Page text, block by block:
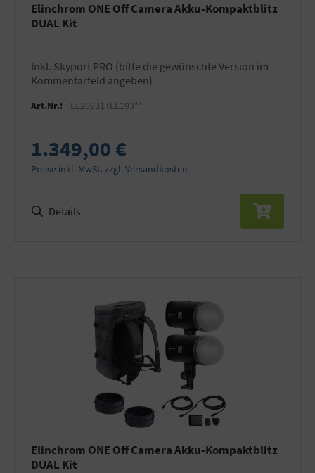
Elinchrom ONE Off Camera Akku-Kompaktblitz
DUAL Kit
inkl. Skyport PRO (bitte die gewünschte Version im
Kommentarfeld angeben)
Art.Nr.: EL20931+EL193**
1.349,00 €
Preise inkl. MwSt. zzgl. Versandkosten
Details
Elinchrom ONE Off Camera Akku-Kompaktblitz
DUAL Kit